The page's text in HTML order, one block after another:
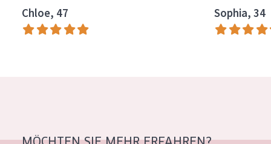
Lift+
Expert
Mischhaut und fettige Haut
Chloe, 47 Sophia, 34